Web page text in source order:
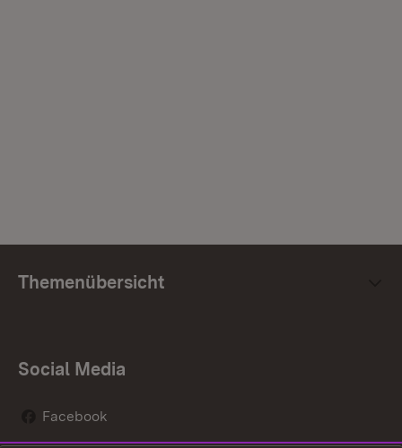
Themenübersicht
Social Media
Facebook